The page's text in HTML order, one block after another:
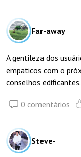
Far-away
A gentileza dos
empaticos com o
conselhos edificantes.
0 comentários
Steve-